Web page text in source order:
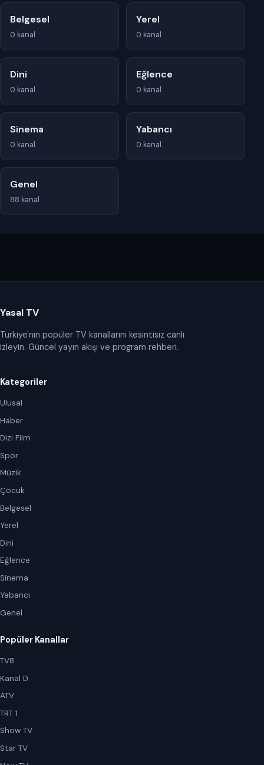
Belgesel
0 kanal
Yerel
0 kanal
Dini
0 kanal
Eğlence
0 kanal
Sinema
0 kanal
Yabancı
0 kanal
Genel
88 kanal
Yasal TV
Türkiye'nin popüler TV kanallarını kesintisiz canlı
izleyin. Güncel yayın akışı ve program rehberi.
Kategoriler
Ulusal
Haber
Dizi Film
Spor
Müzik
Çocuk
Belgesel
Yerel
Dini
Eğlence
Sinema
Yabancı
Genel
Popüler Kanallar
TV8
Kanal D
ATV
TRT 1
Show TV
Star TV